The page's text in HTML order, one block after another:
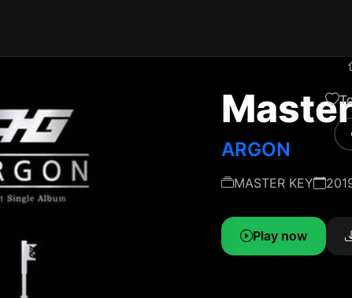
ARGON
MASTER KEY
Play now